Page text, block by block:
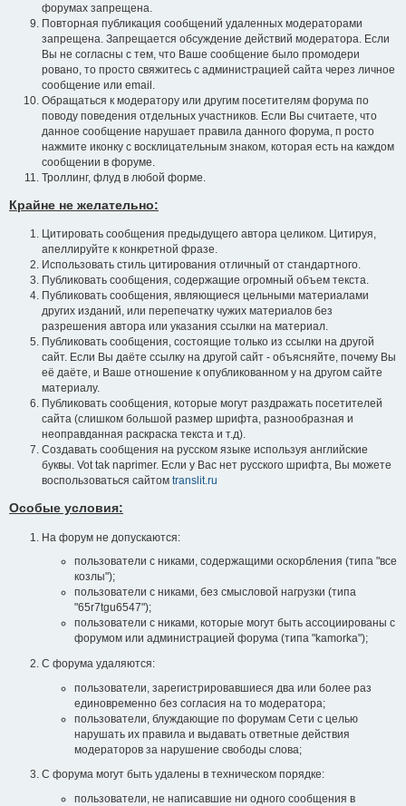
форумах запрещена.
Повторная публикация сообщений удаленных модераторами
запрещена. Запрещается обсуждение действий модератора. Если
Вы не согласны с тем, что Ваше сообщение было промодери
ровано, то просто свяжитесь с администрацией сайта через личное
сообщение или email.
Обращаться к модератору или другим посетителям форума по
поводу поведения отдельных участников. Если Вы считаете, что
данное сообщение нарушает правила данного форума, п росто
нажмите иконку с восклицательным знаком, которая есть на каждом
сообщении в форуме.
Троллинг, флуд в любой форме.
Крайне не желательно:
Цитировать сообщения предыдущего автора целиком. Цитируя,
апеллируйте к конкретной фразе.
Использовать стиль цитирования отличный от стандартного.
Публиковать сообщения, содержащие огромный объем текста.
Публиковать сообщения, являющиеся цельными материалами
других изданий, или перепечатку чужих материалов без
разрешения автора или указания ссылки на материал.
Публиковать сообщения, состоящие только из ссылки на другой
сайт. Если Вы даёте ссылку на другой сайт - объясняйте, почему Вы
её даёте, и Ваше отношение к опубликованном у на другом сайте
материалу.
Публиковать сообщения, которые могут раздражать посетителей
сайта (слишком большой размер шрифта, разнообразная и
неоправданная раскраска текста и т.д).
Создавать сообщения на русском языке используя английские
буквы. Vot tak naprimer. Если у Вас нет русского шрифта, Вы можете
воспользоваться сайтом translit.ru
Особые условия:
На форум не допускаются:
пользователи с никами, содержащими оскорбления (типа "все
козлы");
пользователи с никами, без смысловой нагрузки (типа
"65r7tgu6547");
пользователи с никами, которые могут быть ассоциированы с
форумом или администрацией форума (типа "kamorka");
С форума удаляются:
пользователи, зарегистрировавшиеся два или более раз
единовременно без согласия на то модератора;
пользователи, блуждающие по форумам Сети с целью
нарушать их правила и выдавать ответные действия
модераторов за нарушение свободы слова;
С форума могут быть удалены в техническом порядке:
пользователи, не написавшие ни одного сообщения в